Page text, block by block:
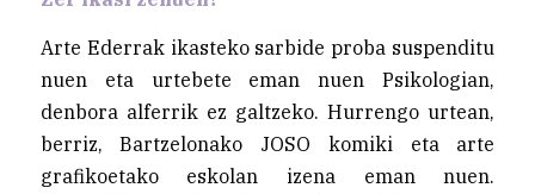
Arte Ederrak ikasteko sarbide proba suspenditu
nuen eta urtebete eman nuen Psikologian,
denbora alferrik ez galtzeko. Hurrengo urtean,
berriz, Bartzelonako JOSO komiki eta arte
grafikoetako eskolan izena eman nuen.